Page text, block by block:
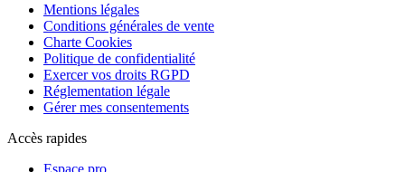
Mentions légales
Conditions générales de vente
Charte Cookies
Politique de confidentialité
Exercer vos droits RGPD
Réglementation légale
Gérer mes consentements
Accès rapides
Espace pro